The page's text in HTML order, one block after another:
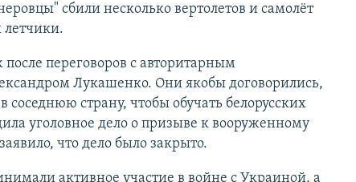
сбили несколько вертолетов и самолёт
летчики.
переговоров с авторитарным
Лукашенко. Они якобы договорились,
соседнюю страну, чтобы обучать белорусских
уголовное дело о призыве к вооруженному
что дело было закрыто.
активное участие в войне с Украиной, а